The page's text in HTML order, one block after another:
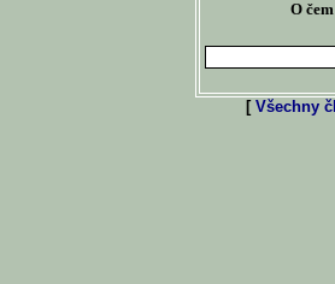
O
[ Všechny